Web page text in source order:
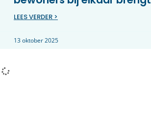
LEES VERDER >
13 oktober 2025